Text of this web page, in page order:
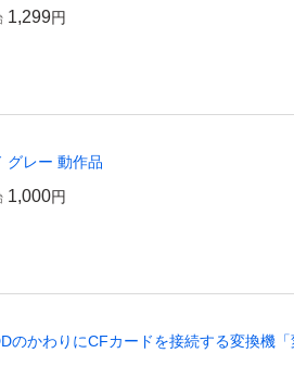
1,299円
グレー 動作品
1,000円
のかわりにCFカードを接続する変換機「